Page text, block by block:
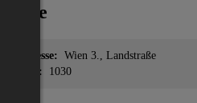
Lage
Adresse: Wien 3., Landstraße
PLZ:
1030